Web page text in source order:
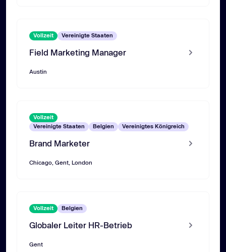
Vollzeit Vereinigte Staaten
Field Marketing Manager
Austin
Vollzeit
Vereinigte Staaten
Belgien Vereinigtes Königreich
Brand Marketer
Chicago, Gent, London
Vollzeit Belgien
Globaler Leiter HR-Betrieb
Gent